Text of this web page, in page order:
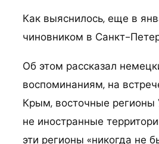
Как выяснилось, еще в
чиновником в Санкт-
Об этом рассказал
воспоминаниям, на
Крым, восточные регионы
не иностранные
эти регионы «никогда не